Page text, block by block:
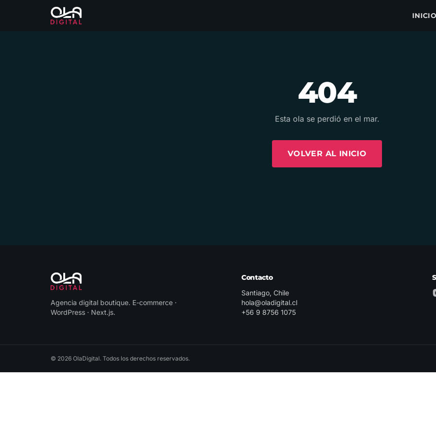
404
Esta ola se perdió en el mar.
VOLVER AL INICIO
Agencia digital boutique. E-commerce ·
WordPress · Next.js.
Contacto
Santiago, Chile
hola@oladigital.cl
+56 9 8756 1075
© 2026 OlaDigital. Todos los derechos reservados.